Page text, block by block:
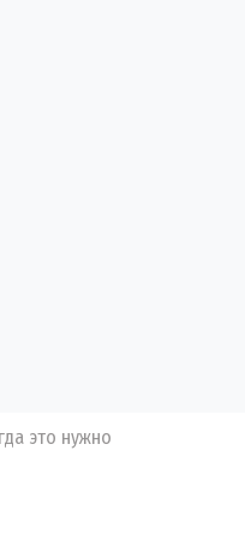
это нужно